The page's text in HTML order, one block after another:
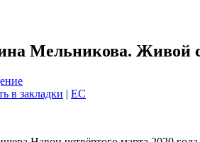
Мельникова. Живой
в закладки | EC